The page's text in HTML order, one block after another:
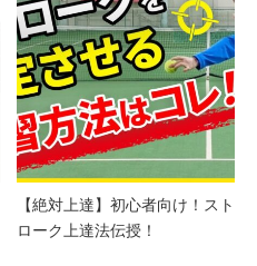
【絶対上達】初心者向け！スト
ローク上達法伝授！